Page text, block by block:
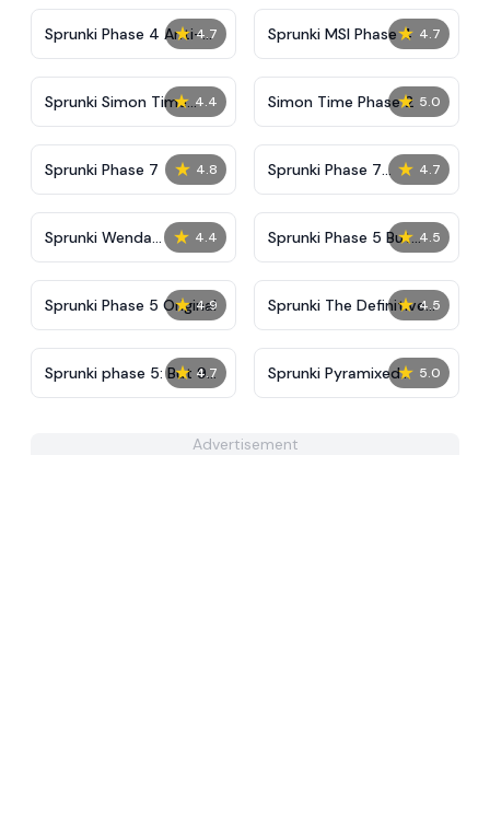
★ 4.7
Sprunki Phase 4 Anti-
Shifted
★ 4.7
Sprunki MSI Phase 4
★ 4.4
Sprunki Simon Time
Phase 2
★ 5.0
Simon Time Phase 2
★ 4.8
Sprunki Phase 7 ★ 4.7
Sprunki Phase 7
Definitive (Fanmade)
★ 4.4
Sprunki Wenda
Treatment Phase 40
★ 4.5
Sprunki Phase 5 But
Babies
★ 4.9
Sprunki Phase 5 Original ★ 4.5
Sprunki The Definitive
Phase 10 New
★ 4.7
Sprunki phase 5: But 90
Polos
★ 5.0
Sprunki Pyramixed
Phase 3 New
Advertisement